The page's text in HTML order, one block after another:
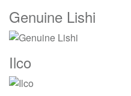
Genuine Lishi
Ilco